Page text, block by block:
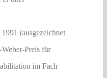
(ausgezeichnet
Preis für
im Fach